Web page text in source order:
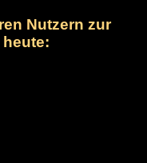
Nutzern zur